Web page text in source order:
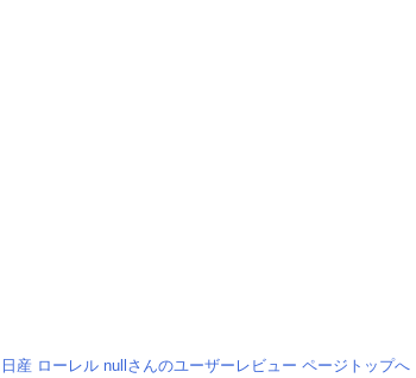
日産 ローレル nullさんのユーザーレビュー ページトップへ